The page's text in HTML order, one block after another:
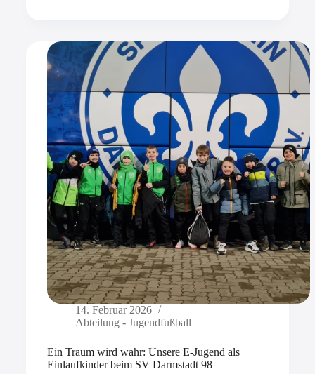
14. Februar 2026
Abteilung - Jugendfußball
Ein Traum wird wahr: Unsere E-Jugend als
Einlaufkinder beim SV Darmstadt 98